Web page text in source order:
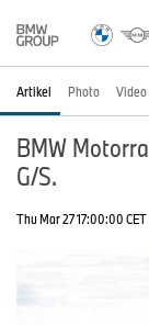
Artikel Photo Video
BMW
G/S.
Thu Mar 27 17:00:00